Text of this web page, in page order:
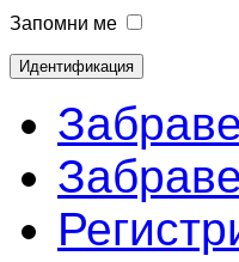
Запомни ме